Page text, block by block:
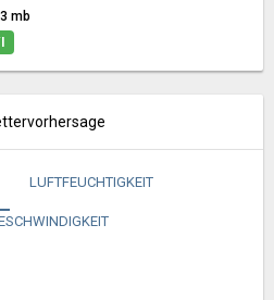
mb
LUFTFEUCHTIGKEIT